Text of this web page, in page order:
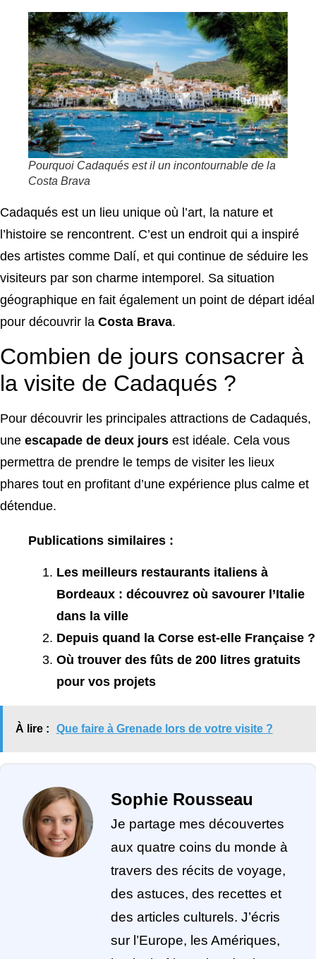
Pourquoi Cadaqués est il un incontournable de la
Costa Brava
Cadaqués est un lieu unique où l’art, la nature et
l’histoire se rencontrent. C’est un endroit qui a inspiré
des artistes comme Dalí, et qui continue de séduire les
visiteurs par son charme intemporel. Sa situation
géographique en fait également un point de départ idéal
pour découvrir la Costa Brava.
Combien de jours consacrer à
la visite de Cadaqués ?
Pour découvrir les principales attractions de Cadaqués,
une escapade de deux jours est idéale. Cela vous
permettra de prendre le temps de visiter les lieux
phares tout en profitant d’une expérience plus calme et
détendue.
Publications similaires :
Les meilleurs restaurants italiens à
Bordeaux : découvrez où savourer l’Italie
dans la ville
Depuis quand la Corse est-elle Française ?
Où trouver des fûts de 200 litres gratuits
pour vos projets
À lire : Que faire à Grenade lors de votre visite ?
Sophie Rousseau
Je partage mes découvertes
aux quatre coins du monde à
travers des récits de voyage,
des astuces, des recettes et
des articles culturels. J’écris
sur l’Europe, les Amériques,